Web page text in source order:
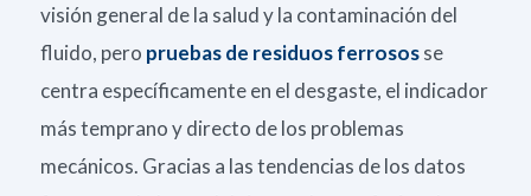
visión general de la salud y la contaminación del
fluido, pero pruebas de residuos ferrososse
centra específicamente en el desgaste, el indicador
más temprano y directo de los problemas
mecánicos. Gracias a las tendencias de los datos